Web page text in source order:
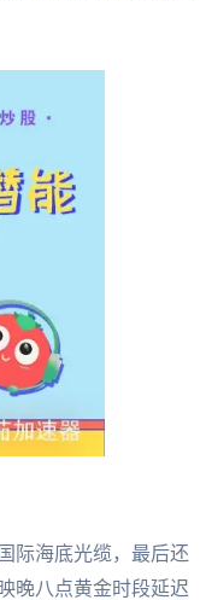
际海底光缆，最后还
晚八点黄金时段延迟